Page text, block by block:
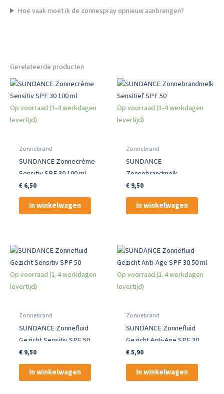
Hoe vaak moet ik de zonnespray opnieuw aanbrengen?
Gerelateerde producten
Op voorraad (1-4 werkdagen
levertijd)
Zonnebrand
SUNDANCE Zonnecrème
Sensitiv SPF 30 100 ml
€6,50
In winkelwagen
Op voorraad (1-4 werkdagen
levertijd)
Zonnebrand
SUNDANCE
Zonnebrandmelk
Sensitief SPF 50
€9,50
In winkelwagen
Op voorraad (1-4 werkdagen
levertijd)
Zonnebrand
SUNDANCE Zonnefluid
Gezicht Sensitiv SPF 50
€9,50
In winkelwagen
Op voorraad (1-4 werkdagen
levertijd)
Zonnebrand
SUNDANCE Zonnefluid
Gezicht Anti-Age SPF 30
50 ml
€5,90
In winkelwagen